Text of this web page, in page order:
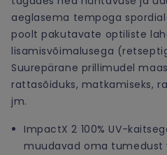
aeglasema tempoga
poolt pakutavate optiliste
lisamisvõimalusega
Suurepärane prillimudel
rattasõiduks, matkamiseks,
jm.
ImpactX 2 100% UV-
muudavad oma tumedust